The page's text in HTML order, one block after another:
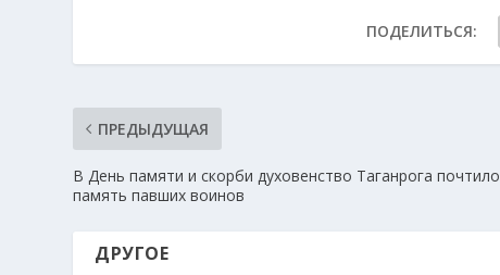
ПОДЕЛИТЬСЯ:
ПРЕДЫДУЩАЯ
В День памяти и скорби духовенство Таганрога почтило
память павших воинов
ДРУГОЕ